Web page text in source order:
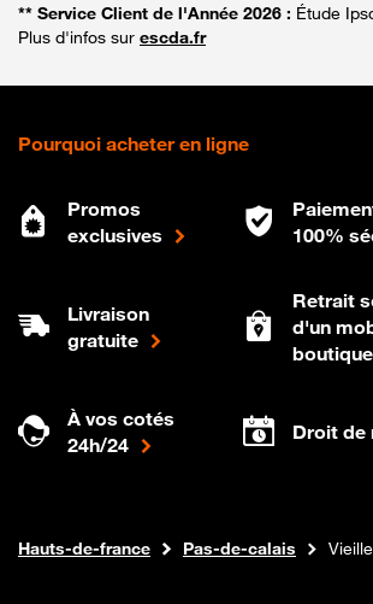
** Service Client de l'Année 2026 : Étude
Plus d'infos sur escda.fr
Pourquoi acheter en ligne
Promos
exclusives
100%
Livraison
gratuite
Retrait
d'un
boutique
À vos cotés
24h/24
Droit de
Boutique Orange
Internet fibre
Hauts-de-france Pas-de-calais